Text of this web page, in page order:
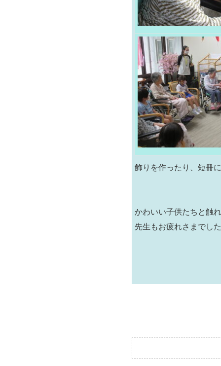
飾りを作ったり、短冊
かわいい子供たちと触
先生もお疲れさまでし